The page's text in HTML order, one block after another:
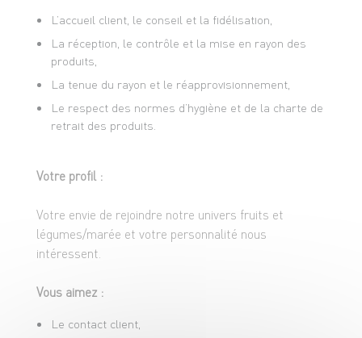
L’accueil client, le conseil et la fidélisation,
La réception, le contrôle et la mise en rayon des
produits,
La tenue du rayon et le réapprovisionnement,
Le respect des normes d’hygiène et de la charte de
retrait des produits.
Votre profil :
Votre envie de rejoindre notre univers fruits et
légumes/marée et votre personnalité nous
intéressent.
Vous aimez :
Le contact client,